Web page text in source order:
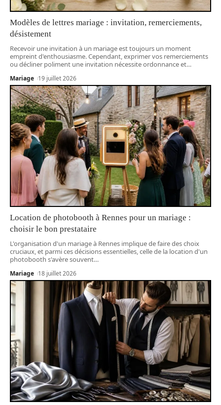
Modèles de lettres mariage : invitation, remerciements,
désistement
Recevoir une invitation à un mariage est toujours un moment
empreint d'enthousiasme. Cependant, exprimer vos remerciements
ou décliner poliment une invitation nécessite ordonnance et…
Mariage 19 juillet 2026
Location de photobooth à Rennes pour un mariage :
choisir le bon prestataire
L'organisation d'un mariage à Rennes implique de faire des choix
cruciaux, et parmi ces décisions essentielles, celle de la location d'un
photobooth s'avère souvent…
Mariage 18 juillet 2026